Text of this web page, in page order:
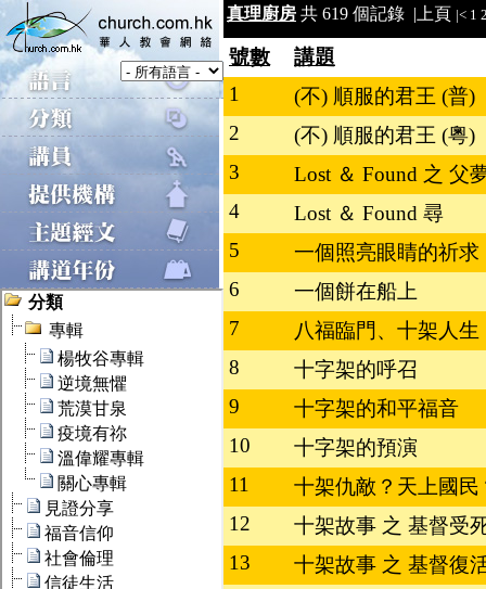
真理廚房 共 619 個記錄 | 上頁 |< 1
號數
講題
1
(不) 順服的君王 (普)
2
(不) 順服的君王 (粵)
3
Lost ＆ Found 之 父
4
Lost ＆ Found 尋
5
一個照亮眼睛的祈求
6
一個餅在船上
7
八福臨門、十架人生
8
十字架的呼召
9
十字架的和平福音
10
十字架的預演
11
十架仇敵？天上國民
12
十架故事 之 基督受
13
十架故事 之 基督復